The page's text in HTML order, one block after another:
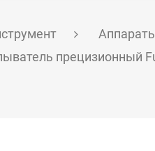
прецизионный